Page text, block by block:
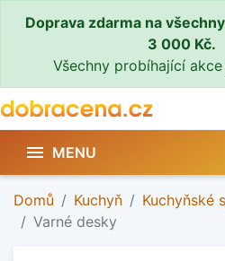
Doprava zdarma na
3 000 Kč.
Všechny probíhající akce
 MENU
Domů Kuchyň
Kuchyňské
Varné desky